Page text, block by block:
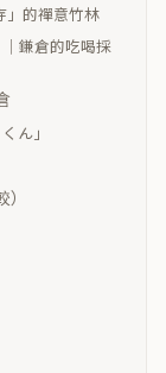
」的禪意竹林
鎌倉的吃喝採
ん」